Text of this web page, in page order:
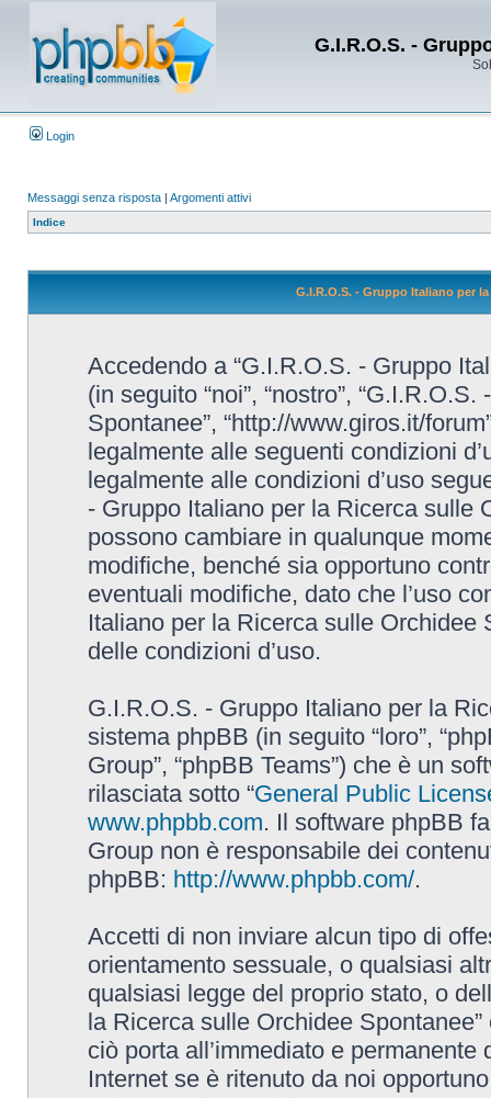
G.I.R.O.S. -
Login
Messaggi senza risposta | Argomenti attivi
Indice
G.I.R.O.S. - Gruppo Italiano per
Accedendo a “G.I.R.O.S. - Gruppo
(in seguito “noi”, “nostro”,
Spontanee”, “http://www.giros.it/
legalmente alle seguenti condizioni
legalmente alle condizioni d’uso
- Gruppo Italiano per la Ricerca sulle
possono cambiare in qualunque
modifiche, benché sia opportuno
eventuali modifiche, dato che l’uso
Italiano per la Ricerca sulle Orchidee
delle condizioni d’uso.
G.I.R.O.S. - Gruppo Italiano per la
sistema phpBB (in seguito “loro”,
Group”, “phpBB Teams”) che è un
rilasciata sotto “General Public
www.phpbb.com. Il software phpBB
Group non è responsabile dei
phpBB: http://www.phpbb.com/.
Accetti di non inviare alcun tipo di
orientamento sessuale, o qualsiasi
qualsiasi legge del proprio stato, o
la Ricerca sulle Orchidee
ciò porta all’immediato e
Internet se è ritenuto da noi